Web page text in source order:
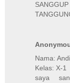
Nama:
Kelas: X-1
saya